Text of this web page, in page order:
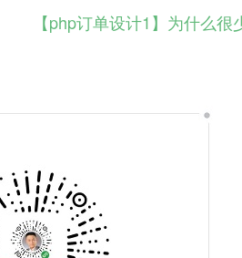
【php订单设计1】为什么